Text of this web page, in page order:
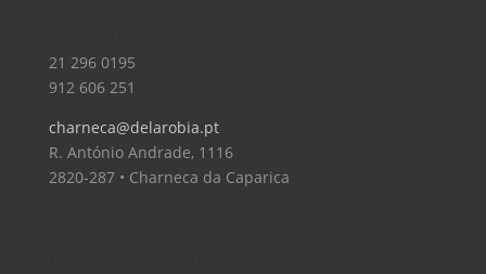
21 296 0195
912 606 251
charneca@delarobia.pt
R. António Andrade, 1116
2820-287 • Charneca da Caparica